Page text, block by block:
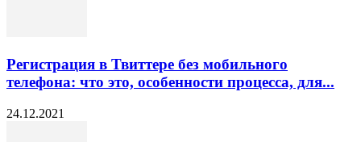
Регистрация в Твиттере без мобильного
телефона: что это, особенности процесса, для...
24.12.2021